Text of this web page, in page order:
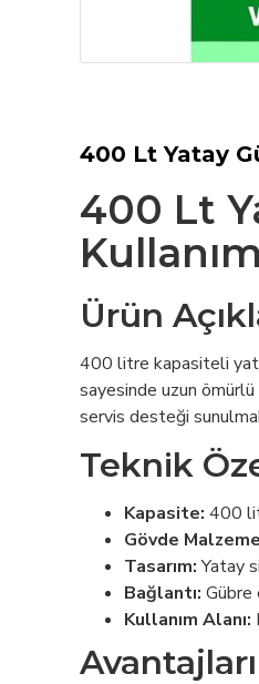
400 Lt Yatay
400 Lt
Ürün
400 litre kapasiteli
sayesinde uzun
servis desteği
Teknik
Kapasite: 400
Gövde
Tasarım:Yatay
Bağlantı: Gübre
Kullanım Alanı:
Avantajları